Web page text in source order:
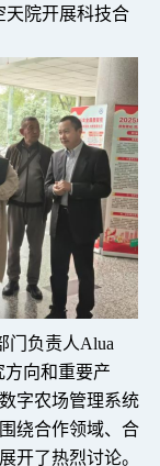
天院开展科技合
门负责人Alua
方向和重要产
字农场管理系统
绕合作领域、合
开了热烈讨论。